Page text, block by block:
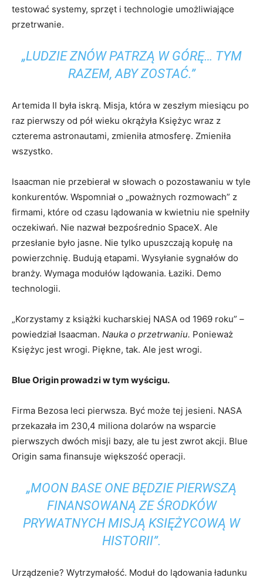
testować systemy, sprzęt i technologie umożliwiające
przetrwanie.
„LUDZIE ZNÓW PATRZĄ W GÓRĘ… TYM
RAZEM, ABY ZOSTAĆ.”
Artemida II była iskrą. Misja, która w zeszłym miesiącu po
raz pierwszy od pół wieku okrążyła Księżyc wraz z
czterema astronautami, zmieniła atmosferę. Zmieniła
wszystko.
Isaacman nie przebierał w słowach o pozostawaniu w tyle
konkurentów. Wspomniał o „poważnych rozmowach” z
firmami, które od czasu lądowania w kwietniu nie spełniły
oczekiwań. Nie nazwał bezpośrednio SpaceX. Ale
przesłanie było jasne. Nie tylko upuszczają kopułę na
powierzchnię. Budują etapami. Wysyłanie sygnałów do
branży. Wymaga modułów lądowania. Łaziki. Demo
technologii.
„Korzystamy z książki kucharskiej NASA od 1969 roku” –
powiedział Isaacman. Nauka o przetrwaniu. Ponieważ
Księżyc jest wrogi. Piękne, tak. Ale jest wrogi.
Blue Origin prowadzi w tym wyścigu.
Firma Bezosa leci pierwsza. Być może tej jesieni. NASA
przekazała im 230,4 miliona dolarów na wsparcie
pierwszych dwóch misji bazy, ale tu jest zwrot akcji. Blue
Origin sama finansuje większość operacji.
„MOON BASE ONE BĘDZIE PIERWSZĄ
FINANSOWANĄ ZE ŚRODKÓW
PRYWATNYCH MISJĄ KSIĘŻYCOWĄ W
HISTORII”.
Urządzenie? Wytrzymałość. Moduł do lądowania ładunku